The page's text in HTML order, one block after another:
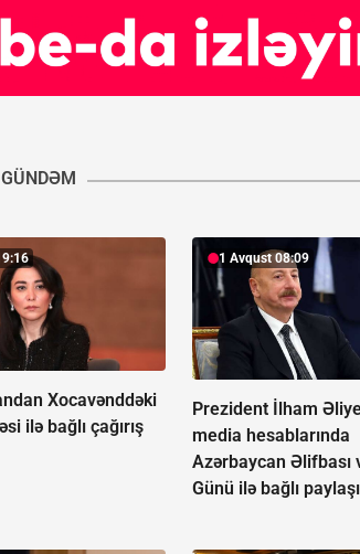
GÜNDƏM
Xocavənddəki
ilə bağlı çağırış
1 Avqust 08:09
Prezident İlham
media hesablarında
Azərbaycan Əlifbası
Günü ilə bağlı